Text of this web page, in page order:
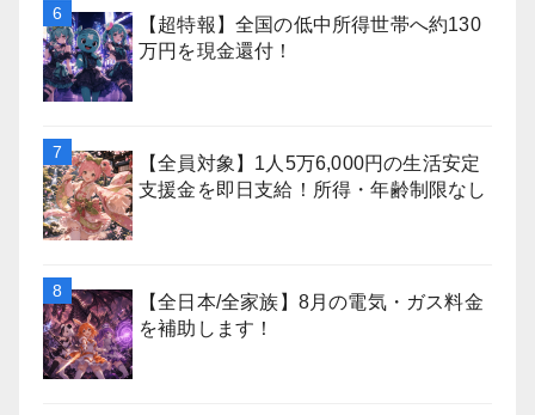
【超特報】全国の低中所得世帯へ約130
万円を現金還付！
【全員対象】1人5万6,000円の生活安定
支援金を即日支給！所得・年齢制限なし
【全日本/全家族】8月の電気・ガス料金
を補助します！